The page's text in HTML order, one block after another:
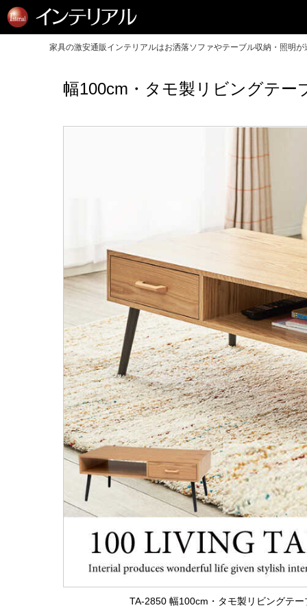
家具の激安通販インテリアルはお洒落ソファやテーブル収納・照明が
幅100cm・タモ製リビングテー
TA-2850 幅100cm・タモ製リビングテ